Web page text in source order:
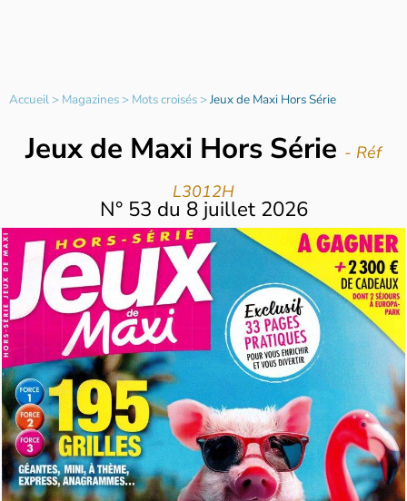
Accueil> Magazines> Mots croisés>Jeux de Maxi Hors Série
Jeux de Maxi Hors Série - Réf
L3012H
N° 53 du 8 juillet 2026